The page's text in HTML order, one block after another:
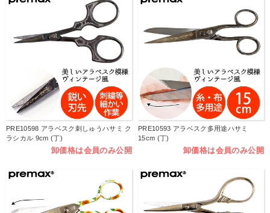
PRE10598 アラベスク刺しゅうハサミ ク
ラシカル 9cm (丁)
卸価格は会員のみ公開
PRE10593 アラベスク多用途ハサミ
15cm (丁)
卸価格は会員のみ公開